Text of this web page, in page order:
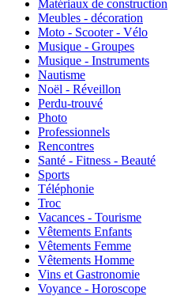
Matériaux de construction
Meubles - décoration
Moto - Scooter - Vélo
Musique - Groupes
Musique - Instruments
Nautisme
Noël - Réveillon
Perdu-trouvé
Photo
Professionnels
Rencontres
Santé - Fitness - Beauté
Sports
Téléphonie
Troc
Vacances - Tourisme
Vêtements Enfants
Vêtements Femme
Vêtements Homme
Vins et Gastronomie
Voyance - Horoscope